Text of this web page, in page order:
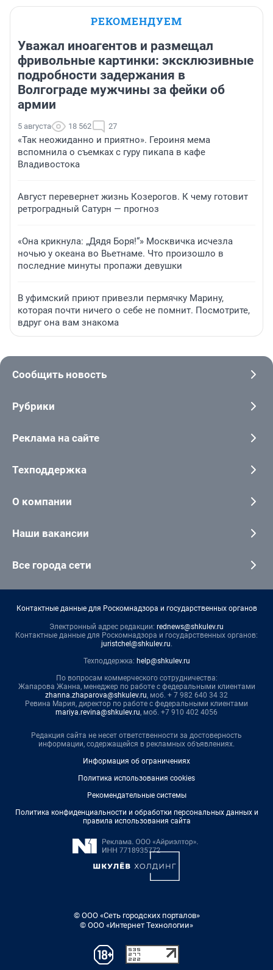
РЕКОМЕНДУЕМ
Уважал иноагентов и размещал
фривольные картинки: эксклюзивные
подробности задержания в
Волгограде мужчины за фейки об
армии
5 августа 18 562 27
«Так неожиданно и приятно». Героиня мема
вспомнила о съемках с гуру пикапа в кафе
Владивостока
Август перевернет жизнь Козерогов. К чему готовит
ретроградный Сатурн — прогноз
«Она крикнула: „Дядя Боря!“» Москвичка исчезла
ночью у океана во Вьетнаме. Что произошло в
последние минуты пропажи девушки
В уфимский приют привезли пермячку Марину,
которая почти ничего о себе не помнит. Посмотрите,
вдруг она вам знакома
Сообщить новость
Рубрики
Реклама на сайте
Техподдержка
О компании
Наши вакансии
Все города сети
Контактные данные для Роскомнадзора и государственных органов
Электронный адрес редакции: rednews@shkulev.ru
Контактные данные для Роскомнадзора и государственных органов:
juristchel@shkulev.ru.
Техподдержка: help@shkulev.ru
По вопросам коммерческого сотрудничества:
Жапарова Жанна, менеджер по работе с федеральными клиентами
zhanna.zhaparova@shkulev.ru, моб. + 7 982 640 34 32
Ревина Мария, директор по работе с федеральными клиентами
mariya.revina@shkulev.ru, моб. +7 910 402 4056
Редакция сайта не несет ответственности за достоверность
информации, содержащейся в рекламных объявлениях.
Информация об ограничениях
Политика использования cookies
Рекомендательные системы
Политика конфиденциальности и обработки персональных данных и
правила использования сайта
© ООО «Сеть городских порталов»
© ООО «Интернет Технологии»